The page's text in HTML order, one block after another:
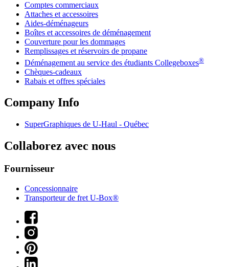
Comptes commerciaux
Attaches et accessoires
Aides-déménageurs
Boîtes et accessoires de déménagement
Couverture pour les dommages
Remplissages et réservoirs de propane
Déménagement au service des étudiants Collegeboxes®
Chèques-cadeaux
Rabais et offres spéciales
Company Info
SuperGraphiques de U-Haul - Québec
Collaborez avec nous
Fournisseur
Concessionnaire
Transporteur de fret U-Box®